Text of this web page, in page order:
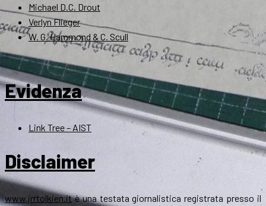
Michael D.C. Drout
Verlyn Flieger
W. G. Hammond & C. Scull
Evidenza
Link Tree – AIST
Disclaimer
www.jrrtolkien.itè una testata giornalistica registrata presso il